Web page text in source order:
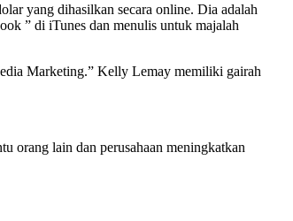
yang dihasilkan secara online. Dia adalah
” di iTunes dan menulis untuk majalah
Marketing.” Kelly Lemay memiliki gairah
orang lain dan perusahaan meningkatkan